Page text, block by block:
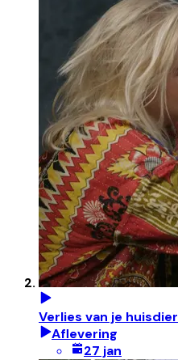
Verlies van je huisdier
Aflevering
27 jan